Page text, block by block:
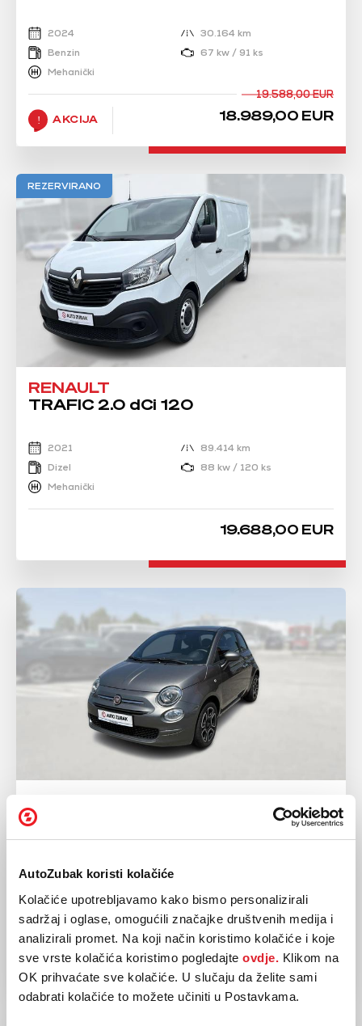
AutoZubak koristi kolačiće
Kolačiće upotrebljavamo kako bismo personalizirali
sadržaj i oglase, omogućili značajke društvenih medija i
analizirali promet. Na koji način koristimo kolačiće i koje
sve vrste kolačića koristimo pogledajte ovdje. Klikom na
OK prihvaćate sve kolačiće. U slučaju da želite sami
odabrati kolačiće to možete učiniti u Postavkama.
2024
30.164 km
Benzin
67 kw / 91 ks
Mehanički
AKCIJA
19.588,00 EUR
18.989,00 EUR
REZERVIRANO
RENAULT
TRAFIC 2.0 dCi 120
2021
89.414 km
Dizel
88 kw / 120 ks
Mehanički
19.688,00 EUR
500 1.0 Mild Hybrid
Hibrid
Mehanički
13.850,00 EUR